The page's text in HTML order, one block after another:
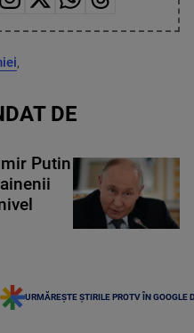
,
DE
Putin
URMĂREȘTE ȘTIRILE PROTV ÎN GOOGLE